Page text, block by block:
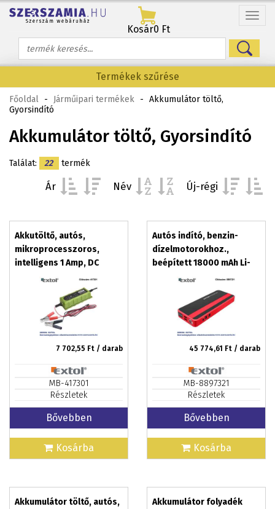
Menü
Kosár0 Ft
Termékek szűrése
Főoldal - Járműipari termékek - Akkumulátor töltő,
Gyorsindító
Akkumulátor töltő, Gyorsindító
Találat: 22 termék
Ár Név Új-régi
Akkutöltő, autós,
mikroprocesszoros,
intelligens 1 Amp, DC
12V/6V
7 702,55 Ft / darab
MB-417301
Részletek
Bővebben
Kosárba
Autós indító, benzin-
dízelmotorokhoz.,
beépített 18000 mAh Li-
polimer akkuval plusz
power bank 5V és 19V,
700A + AJÁNDÉK
45 774,61 Ft / darab
MB-8897321
Részletek
Bővebben
Kosárba
Akkumulátor töltő, autós,
Akkumulátor folyadék